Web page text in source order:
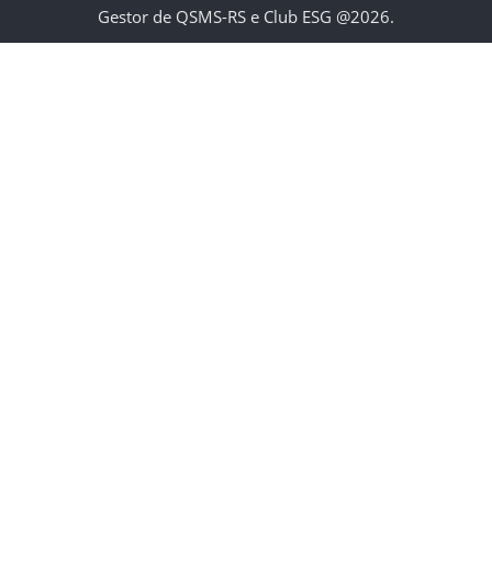
Gestor de QSMS-RS e Club ESG @2026.